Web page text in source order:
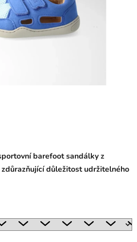
barefoot sandálky z
zdůrazňující důležitost udržitelného